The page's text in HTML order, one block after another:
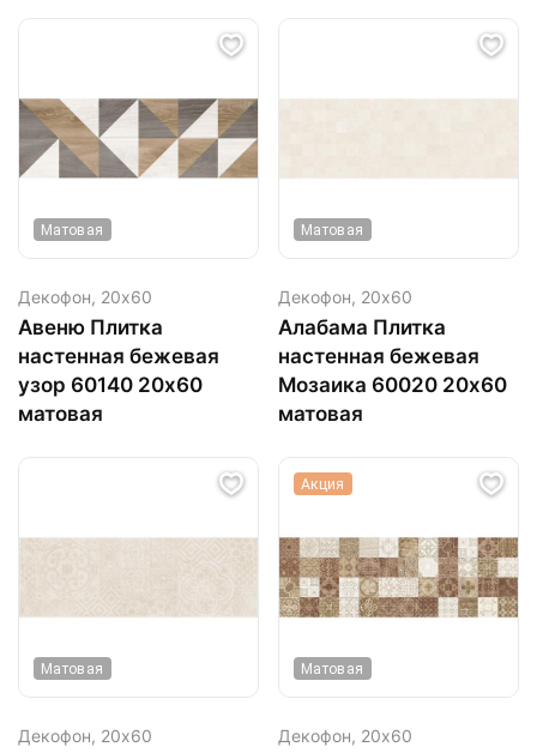
Матовая
Декофон, 20х60
Авеню Плитка
настенная бежевая
узор 60140 20х60
матовая
Матовая
Декофон, 20х60
Алабама Плитка
настенная бежевая
Мозаика 60020 20х60
матовая
Матовая
Декофон, 20х60
Акция
Матовая
Декофон, 20х60